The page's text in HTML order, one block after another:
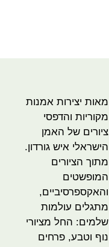
מאות יצירות אמנות
מקוריות והדפסי
ציורים של האמן
הישראלי איש גורדון.
מתוך הציורים
המופשטים
והאקספרסיביים,
מתגלים עולמות
שלמים: החל מציורי
נוף וטבע, פרחים